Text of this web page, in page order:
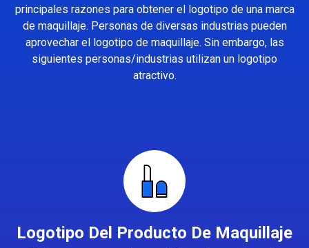
principales razones para obtener el logotipo de una marca
de maquillaje. Personas de diversas industrias pueden
aprovechar el logotipo de maquillaje. Sin embargo, las
siguientes personas/industrias utilizan un logotipo
atractivo.
Logotipo Del Producto De Maquillaje